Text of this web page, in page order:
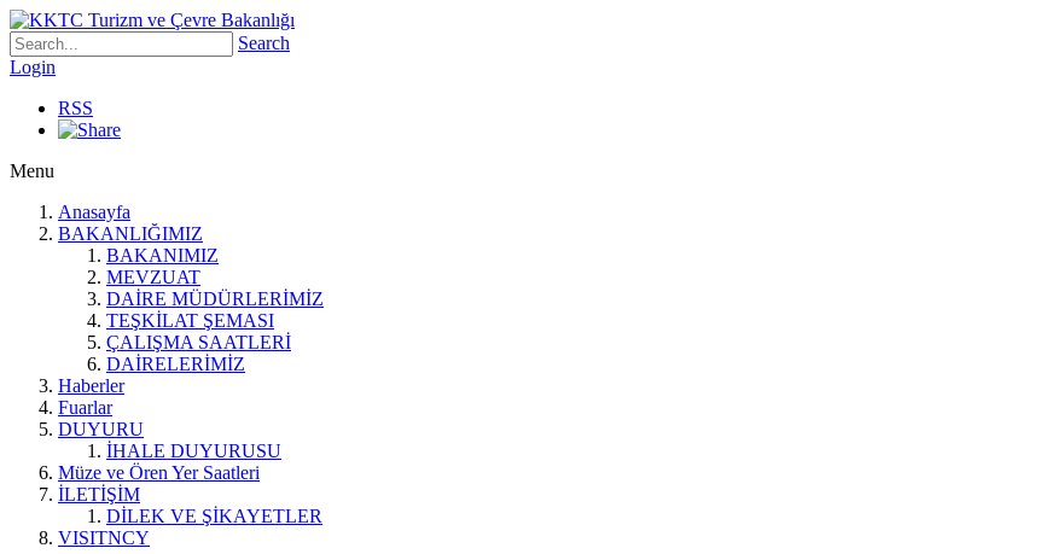
Search
Login
RSS
Menu
Anasayfa
BAKANLIĞIMIZ
BAKANIMIZ
MEVZUAT
DAİRE MÜDÜRLERİMİZ
TEŞKİLAT ŞEMASI
ÇALIŞMA SAATLERİ
DAİRELERİMİZ
Haberler
Fuarlar
DUYURU
İHALE DUYURUSU
Müze ve Ören Yer Saatleri
İLETİŞİM
DİLEK VE ŞİKAYETLER
VISITNCY